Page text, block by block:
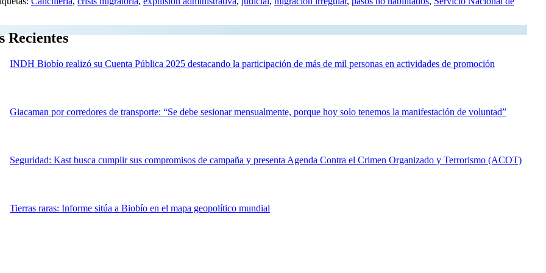
Recientes
INDH Biobío realizó su Cuenta Pública 2025 destacando la participación de más de mil personas en actividades de promoción
Giacaman por corredores de transporte: “Se debe sesionar mensualmente, porque hoy solo tenemos la manifestación de voluntad”
Seguridad: Kast busca cumplir sus compromisos de campaña y presenta Agenda Contra el Crimen Organizado y Terrorismo (ACOT)
Tierras raras: Informe sitúa a Biobío en el mapa geopolítico mundial